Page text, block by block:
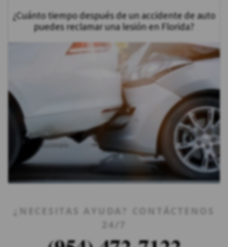
¿Cuánto tiempo después de un accidente de auto
puedes reclamar una lesión en Florida?
¿NECESITAS AYUDA? CONTÁCTENOS
24/7